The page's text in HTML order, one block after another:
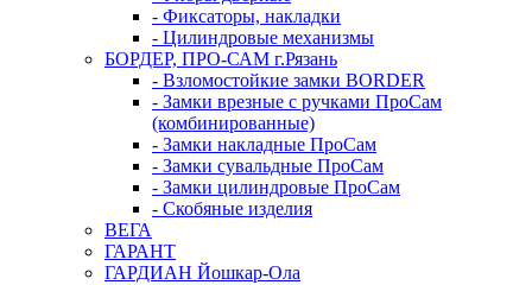
- Фиксаторы, накладки
- Цилиндровые механизмы
БОРДЕР, ПРО-САМ г.Рязань
- Взломостойкие замки BORDER
- Замки врезные с ручками ПроСам
(комбинированные)
- Замки накладные ПроСам
- Замки сувальдные ПроСам
- Замки цилиндровые ПроСам
- Скобяные изделия
ВЕГА
ГАРАНТ
ГАРДИАН Йошкар-Ола